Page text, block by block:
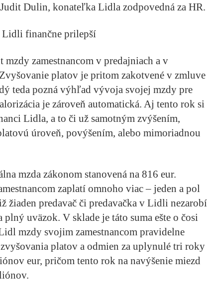
Dulin, konateľka Lidla zodpovedná za HR.
finančne prilepší
mzdy zamestnancom v predajniach a v
platov je pritom zakotvené v zmluve
teda pozná výhľad vývoja svojej mzdy pre
je zároveň automatická. Aj tento rok si
Lidla, a to či už samotným zvýšením,
úroveň, povýšením, alebo mimoriadnou
mzda zákonom stanovená na 816 eur.
zaplatí omnoho viac – jeden a pol
žiaden predavač či predavačka v Lidli nezarobí
plný uväzok. V sklade je táto suma ešte o čosi
mzdy svojim zamestnancom pravidelne
platov a odmien za uplynulé tri roky
eur, pričom tento rok na navýšenie miezd